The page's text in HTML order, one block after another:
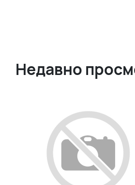
Недавно